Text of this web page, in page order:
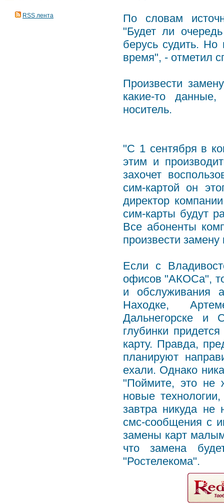
RSS лента
По словам
"Будет ли
берусь судить. Но
время", - отметил
Произвести
какие-то
носитель.
"С 1 сентября в
этим и
захочет
сим-картой он
директор
сим-карты будут
Все абоненты
произвести замену
Если с
офисов "АКОСа",
и обслуживания
Находке,
Дальнегорске и
глубинки
карту. Правда,
планируют
ехали. Однако
"Поймите, это не
новые
завтра никуда
смс-сообщения с
замены карт
что замена
"Ростелекома".